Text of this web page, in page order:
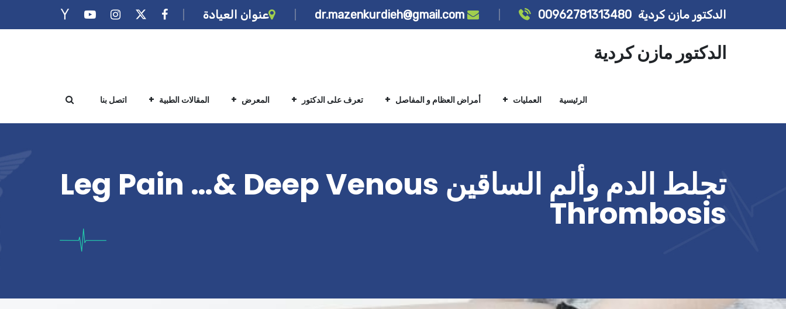
الدكتور مازن كردية 00962781313480 عنوان العيادة
الدكتور مازن كردية
الرئيسية العمليات أمراض العظام و المفاصل تعرف على الدكتور المعرض المقالات الطبية اتصل بنا
تجلط الدم وألم الساقين Leg Pain …& Deep Venous
Thrombosis